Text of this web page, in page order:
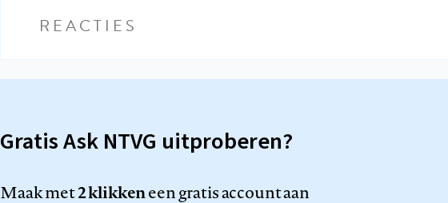
REACTIES
Gratis Ask NTVG uitproberen?
Maak met2 klikkeneen gratis account aan